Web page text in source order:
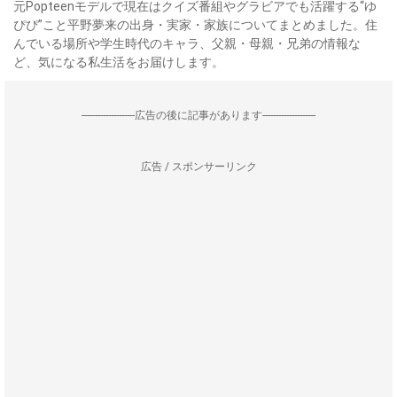
元Popteenモデルで現在はクイズ番組やグラビアでも活躍する“ゆ
ぴぴ”こと平野夢来の出身・実家・家族についてまとめました。住
んでいる場所や学生時代のキャラ、父親・母親・兄弟の情報な
ど、気になる私生活をお届けします。
--------------------広告の後に記事があります--------------------
広告 / スポンサーリンク